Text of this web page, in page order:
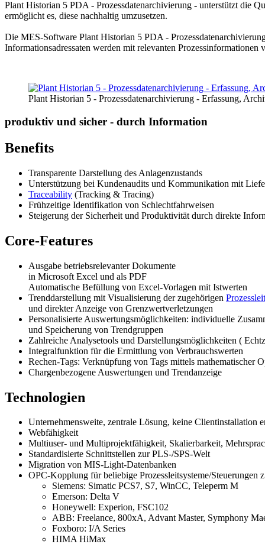
Prozessdatenerfassung: Ein Schlüssel zur Effizienzsteigerung
Die Erfassung von Prozessdaten ist ein entscheidender Faktor für
Automatisierung und Digitalisierung setzen, ermöglicht die präzise
Prozessdatenerfassung umfasst das systematische Sammeln,
Druck, Durchflussraten, Produktionsgeschwindigkeit und viele
Unternehmen eine vollständige Transparenz über ihre
Qualitätssicherung
Prozessdaten bieten wertvolle Informationen für die
Die Analyse der gesammelten Daten ermöglicht es,
führen, was wiederum die Effizienz steigert und Kosten senkt.
Vorausschauende Wartung
Die Erfassung und Analyse von Prozessdaten kann auch für die
erkennen, was ungeplante Stillstände und teure Reparaturen
Technologische Umsetzung
die Speicherung und Verwaltung der Daten übernehmen. Mit Hilfe
Fazit
Die Prozessdatenerfassung ist ein unverzichtbarer Bestandteil
liefert auch die Grundlage für innovative Ansätze wie die
entscheidenden Wettbewerbsvorteil und positionieren sich
Es hilft Ihnen, Probleme zu lösen, neue Möglichkeiten zu
Prozessdaten SOFTWARE PDE Prozessdatenerfassung APP
Plant Historian 5 PDA - Prozessdatenarchivierung - unterstützt die
ermöglicht es, diese nachhaltig umzusetzen.
Die MES-Software Plant Historian 5 PDA -
Informationsadressaten werden mit relevanten
Plant Historian 5 - Prozessdatenarchivierung - Erfassung,
produktiv und sicher - durch Information
Benefits
Transparente Darstellung des Anlagenzustands
Unterstützung bei Kundenaudits und Kommunikation mit
Traceability (Tracking & Tracing)
Frühzeitige Identifikation von Schlechtfahrweisen
Steigerung der Sicherheit und Produktivität durch direkte
Core-Features
Ausgabe betriebsrelevanter Dokumente
in Microsoft Excel und als PDF
Automatische Befüllung von Excel-Vorlagen mit Istwerten
Trenddarstellung mit Visualisierung der zugehörigen
und direkter Anzeige von Grenzwertverletzungen
Personalisierte Auswertungsmöglichkeiten: individuelle
und Speicherung von Trendgruppen
Zahlreiche Analysetools und Darstellungsmöglichkeiten (
Integralfunktion für die Ermittlung von Verbrauchswerten
Rechen-Tags: Verknüpfung von Tags mittels mathematischer
Chargenbezogene Auswertungen und Trendanzeige
Technologien
Unternehmensweite, zentrale Lösung, keine Clientinstallation
Webfähigkeit
Multiuser- und Multiprojektfähigkeit, Skalierbarkeit,
Standardisierte Schnittstellen zur PLS-/SPS-Welt
Migration von MIS-Light-Datenbanken
OPC-Kopplung für beliebige Prozessleitsysteme/Steuerungen
Siemens: Simatic PCS7, S7, WinCC, Teleperm M
Emerson: Delta V
Honeywell: Experion, FSC102
ABB: Freelance, 800xA, Advant Master, Symphony
Foxboro: I/A Series
HIMA HiMax